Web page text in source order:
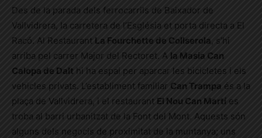
Des de la parada dels ferrocarrils de Baixador de
Vallvidrera, la carretera de l’Església et porta directa a El
Racó. Al Restaurant La Fourchette de Collserola
, s’hi
arriba pel carrer Major del Rectoret. A la Masia Can
Calopa de Dalt hi ha espai per aparcar les bicicletes i els
vehicles privats. L’establiment familiar Can Trampa és a la
plaça de Vallvidrera, i el restaurant El Nou Can Martí es
troba al barri urbanitzat de la Font del Mont. Aquests són
alguns dels negocis de proximitat de la muntanya; uns